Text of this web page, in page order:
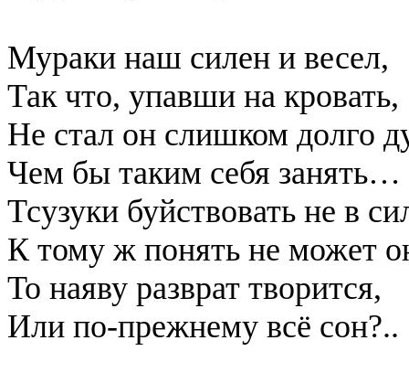
Мураки наш силен и весел,
Так что, упавши на кровать,
Не стал он слишком долго
Чем бы таким себя занять…
Тсузуки буйствовать не в
К тому ж понять не может
То наяву разврат творится,
Или по-прежнему всё сон?..